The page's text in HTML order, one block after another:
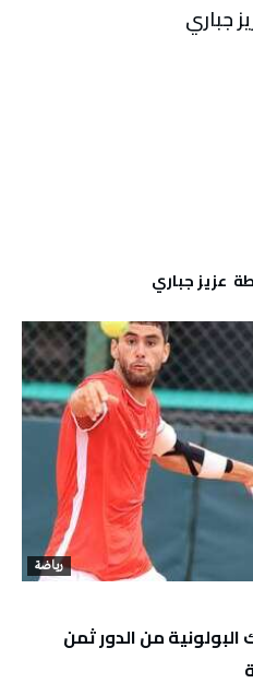
جباري
عزيز جباري
رياضة
من الدور ثمن